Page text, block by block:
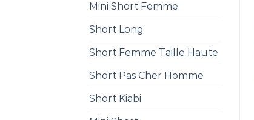
Mini Short Femme
Short Long
Short Femme Taille Haute
Short Pas Cher Homme
Short Kiabi